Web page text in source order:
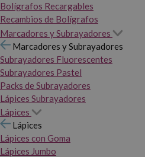
Bolígrafos Recargables
Recambios de Bolígrafos
Marcadores y Subrayadores
Marcadores y Subrayadores
Subrayadores Fluorescentes
Subrayadores Pastel
Packs de Subrayadores
Lápices Subrayadores
Lápices
Lápices
Lápices con Goma
Lápices Jumbo